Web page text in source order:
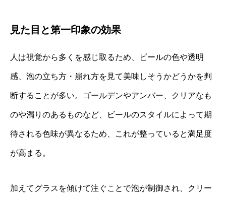
見た目と第一印象の効果
人は視覚から多くを感じ取るため、ビールの色や透明
感、泡の立ち方・崩れ方を見て美味しそうかどうかを判
断することが多い。ゴールデンやアンバー、クリアなも
のや濁りのあるものなど、ビールのスタイルによって期
待される色味が異なるため、これが整っていると満足度
が高まる。
加えてグラスを傾けて注ぐことで泡が制御され、クリー